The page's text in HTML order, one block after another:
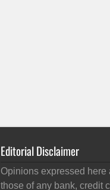
Editorial Disclaimer
Opinions expressed here
those of any bank, credit